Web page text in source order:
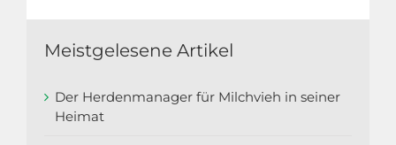
Meistgelesene Artikel
Der Herdenmanager für Milchvieh in seiner
Heimat